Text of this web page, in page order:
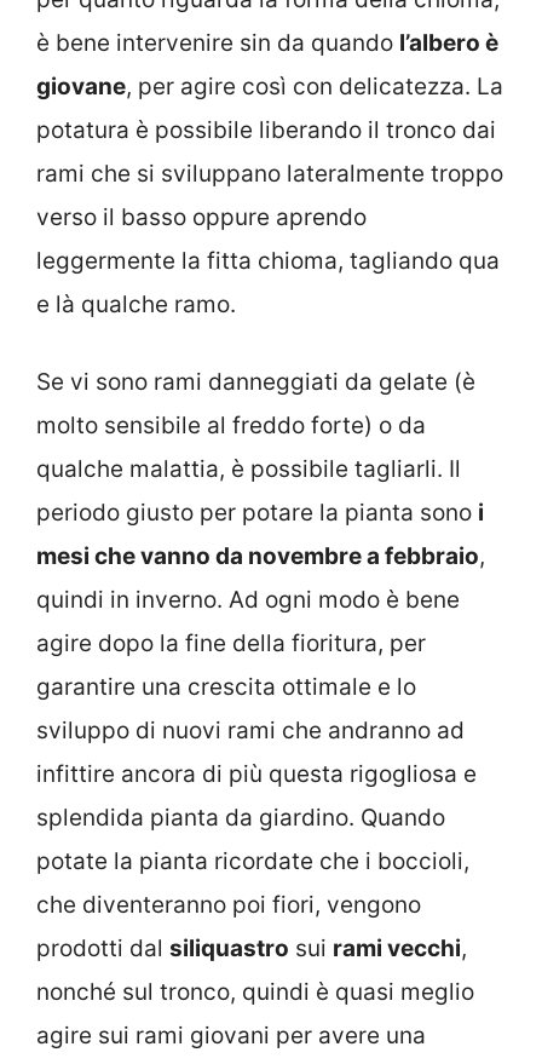
è bene intervenire sin da quando l’albero è
giovane, per agire così con delicatezza. La
potatura è possibile liberando il tronco dai
rami che si sviluppano lateralmente troppo
verso il basso oppure aprendo
leggermente la fitta chioma, tagliando qua
e là qualche ramo.
Se vi sono rami danneggiati da gelate (è
molto sensibile al freddo forte) o da
qualche malattia, è possibile tagliarli. Il
periodo giusto per potare la pianta sono i
mesi che vanno da novembre a febbraio,
quindi in inverno. Ad ogni modo è bene
agire dopo la fine della fioritura, per
garantire una crescita ottimale e lo
sviluppo di nuovi rami che andranno ad
infittire ancora di più questa rigogliosa e
splendida pianta da giardino. Quando
potate la pianta ricordate che i boccioli,
che diventeranno poi fiori, vengono
prodotti dal siliquastro sui rami vecchi,
nonché sul tronco, quindi è quasi meglio
agire sui rami giovani per avere una